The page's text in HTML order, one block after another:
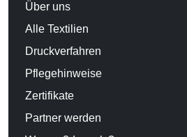
Über uns
Alle Textilien
Druckverfahren
Pflegehinweise
Zertifikate
Partner werden